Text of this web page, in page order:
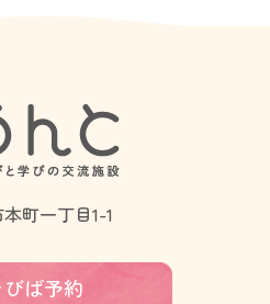
町一丁目1-1
ば予約